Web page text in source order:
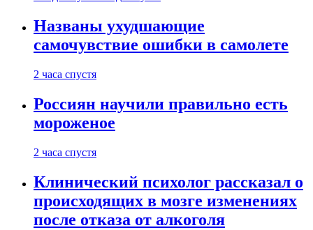
Названы ухудшающие
самочувствие ошибки в самолете
2 часа спустя
Россиян научили правильно есть
мороженое
2 часа спустя
Клинический психолог рассказал о
происходящих в мозге изменениях
после отказа от алкоголя